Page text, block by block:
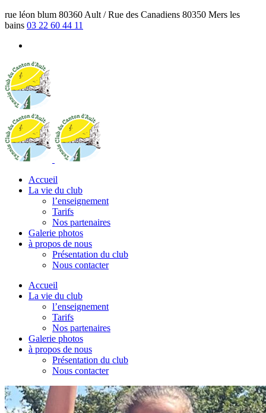
rue léon blum 80360 Ault / Rue des Canadiens 80350 Mers les
bains 03 22 60 44 11
Accueil
La vie du club
l’enseignement
Tarifs
Nos partenaires
Galerie photos
à propos de nous
Présentation du club
Nous contacter
Accueil
La vie du club
l’enseignement
Tarifs
Nos partenaires
Galerie photos
à propos de nous
Présentation du club
Nous contacter